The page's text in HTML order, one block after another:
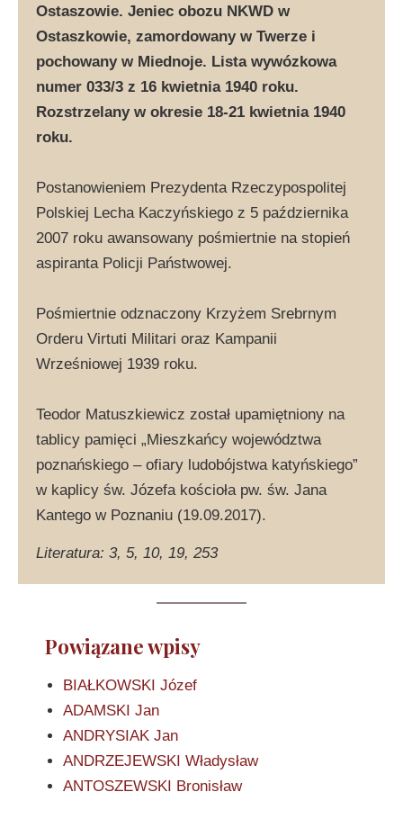
Ostaszowie. Jeniec obozu NKWD w
Ostaszkowie, zamordowany w Twerze i
pochowany w Miednoje. Lista wywózkowa
numer 033/3 z 16 kwietnia 1940 roku.
Rozstrzelany w okresie 18-21 kwietnia 1940
roku.
Postanowieniem Prezydenta Rzeczypospolitej
Polskiej Lecha Kaczyńskiego z 5 października
2007 roku awansowany pośmiertnie na stopień
aspiranta Policji Państwowej.
Pośmiertnie odznaczony Krzyżem Srebrnym
Orderu Virtuti Militari oraz Kampanii
Wrześniowej 1939 roku.
Teodor Matuszkiewicz został upamiętniony na
tablicy pamięci „Mieszkańcy województwa
poznańskiego – ofiary ludobójstwa katyńskiego”
w kaplicy św. Józefa kościoła pw. św. Jana
Kantego w Poznaniu (19.09.2017).
Literatura: 3, 5, 10, 19, 253
Powiązane wpisy
BIAŁKOWSKI Józef
ADAMSKI Jan
ANDRYSIAK Jan
ANDRZEJEWSKI Władysław
ANTOSZEWSKI Bronisław